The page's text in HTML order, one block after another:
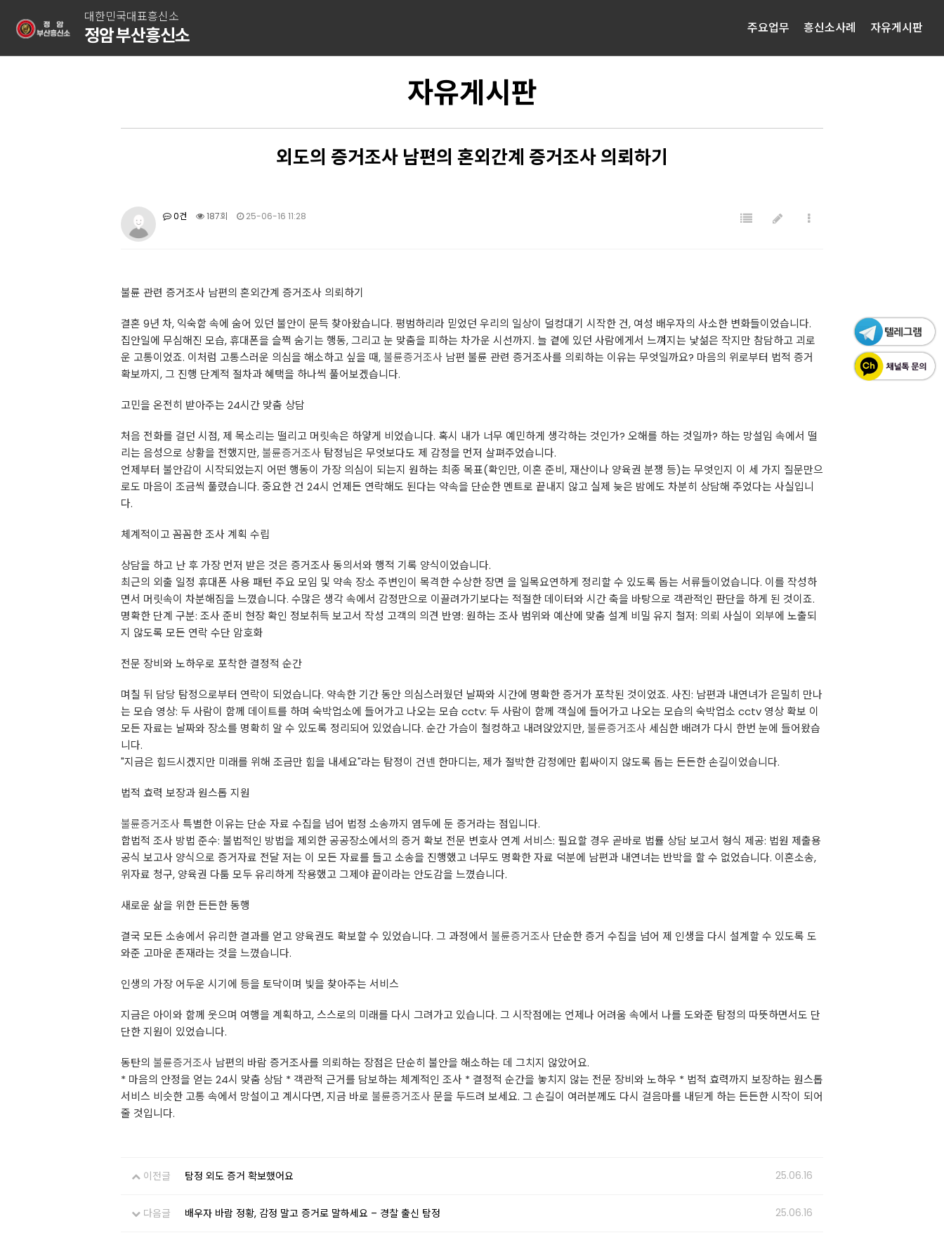
대한민국대표흥신소
정암 부산흥신소 주요업무 흥신소사례 자유게시판
자유게시판
외도의 증거조사 남편의 혼외간계 증거조사 의뢰하기
0건 187회 25-06-16 11:28
불륜 관련 증거조사 남편의 혼외간계 증거조사 의뢰하기
결혼 9년 차, 익숙함 속에 숨어 있던 불안이 문득 찾아왔습니다. 평범하리라 믿었던 우리의 일상이 덜컹대기 시작한 건, 여성 배우자의 사소한 변화들이었습니다.
집안일에 무심해진 모습, 휴대폰을 슬쩍 숨기는 행동, 그리고 눈 맞춤을 피하는 차가운 시선까지. 늘 곁에 있던 사람에게서 느껴지는 낯섦은 작지만 참담하고 괴로
운 고통이었죠. 이처럼 고통스러운 의심을 해소하고 싶을 때,불륜증거조사 남편 불륜 관련 증거조사를 의뢰하는 이유는 무엇일까요? 마음의 위로부터 법적 증거
확보까지, 그 진행 단계적 절차과 혜택을 하나씩 풀어보겠습니다.
고민을 온전히 받아주는 24시간 맞춤 상담
처음 전화를 걸던 시점, 제 목소리는 떨리고 머릿속은 하얗게 비었습니다. 혹시 내가 너무 예민하게 생각하는 것인가? 오해를 하는 것일까? 하는 망설임 속에서 떨
리는 음성으로 상황을 전했지만,불륜증거조사 탐정님은 무엇보다도 제 감정을 먼저 살펴주었습니다.
언제부터 불안감이 시작되었는지 어떤 행동이 가장 의심이 되는지 원하는 최종 목표(확인만, 이혼 준비, 재산이나 양육권 분쟁 등)는 무엇인지 이 세 가지 질문만으
로도 마음이 조금씩 풀렸습니다. 중요한 건 24시 언제든 연락해도 된다는 약속을 단순한 멘트로 끝내지 않고 실제 늦은 밤에도 차분히 상담해 주었다는 사실입니
다.
체계적이고 꼼꼼한 조사 계획 수립
상담을 하고 난 후 가장 먼저 받은 것은 증거조사 동의서와 행적 기록 양식이었습니다.
최근의 외출 일정 휴대폰 사용 패턴 주요 모임 및 약속 장소 주변인이 목격한 수상한 장면 을 일목요연하게 정리할 수 있도록 돕는 서류들이었습니다. 이를 작성하
면서 머릿속이 차분해짐을 느꼈습니다. 수많은 생각 속에서 감정만으로 이끌려가기보다는 적절한 데이터와 시간 축을 바탕으로 객관적인 판단을 하게 된 것이죠.
명확한 단계 구분: 조사 준비 현장 확인 정보취득 보고서 작성 고객의 의견 반영: 원하는 조사 범위와 예산에 맞춤 설계 비밀 유지 철저: 의뢰 사실이 외부에 노출되
지 않도록 모든 연락 수단 암호화
전문 장비와 노하우로 포착한 결정적 순간
며칠 뒤 담당 탐정으로부터 연락이 되었습니다. 약속한 기간 동안 의심스러웠던 날짜와 시간에 명확한 증거가 포착된 것이었죠. 사진: 남편과 내연녀가 은밀히 만나
는 모습 영상: 두 사람이 함께 데이트를 하며 숙박업소에 들어가고 나오는 모습 cctv: 두 사람이 함께 객실에 들어가고 나오는 모습의 숙박업소 cctv 영상 확보 이
모든 자료는 날짜와 장소를 명확히 알 수 있도록 정리되어 있었습니다. 순간 가슴이 철컹하고 내려앉았지만,불륜증거조사 세심한 배려가 다시 한번 눈에 들어왔습
니다.
"지금은 힘드시겠지만 미래를 위해 조금만 힘을 내세요"라는 탐정이 건넨 한마디는, 제가 절박한 감정에만 휩싸이지 않도록 돕는 든든한 손길이었습니다.
법적 효력 보장과 원스톱 지원
불륜증거조사특별한 이유는 단순 자료 수집을 넘어 법정 소송까지 염두에 둔 증거라는 점입니다.
합법적 조사 방법 준수: 불법적인 방법을 제외한 공공장소에서의 증거 확보 전문 변호사 연계 서비스: 필요할 경우 곧바로 법률 상담 보고서 형식 제공: 법원 제출용
공식 보고사 양식으로 증거자료 전달 저는 이 모든 자료를 들고 소송을 진행했고 너무도 명확한 자료 덕분에 남편과 내연녀는 반박을 할 수 없었습니다. 이혼소송,
위자료 청구, 양육권 다툼 모두 유리하게 작용했고 그제야 끝이라는 안도감을 느꼈습니다.
새로운 삶을 위한 든든한 동행
결국 모든 소송에서 유리한 결과를 얻고 양육권도 확보할 수 있었습니다. 그 과정에서 불륜증거조사 단순한 증거 수집을 넘어 제 인생을 다시 설계할 수 있도록 도
와준 고마운 존재라는 것을 느꼈습니다.
인생의 가장 어두운 시기에 등을 토닥이며 빛을 찾아주는 서비스
지금은 아이와 함께 웃으며 여행을 계획하고, 스스로의 미래를 다시 그려가고 있습니다. 그 시작점에는 언제나 어려움 속에서 나를 도와준 탐정의 따뜻하면서도 단
단한 지원이 있었습니다.
동탄의 불륜증거조사 남편의 바람 증거조사를 의뢰하는 장점은 단순히 불안을 해소하는 데 그치지 않았어요.
* 마음의 안정을 얻는 24시 맞춤 상담 * 객관적 근거를 담보하는 체계적인 조사 * 결정적 순간을 놓치지 않는 전문 장비와 노하우 * 법적 효력까지 보장하는 원스톱
서비스 비슷한 고통 속에서 망설이고 계시다면, 지금 바로 불륜증거조사문을 두드려 보세요. 그 손길이 여러분께도 다시 걸음마를 내딛게 하는 든든한 시작이 되어
줄 것입니다.
이전글 탐정 외도 증거 확보했어요 25.06.16
다음글 배우자 바람 정황, 감정 말고 증거로 말하세요 – 경찰 출신 탐정 25.06.16